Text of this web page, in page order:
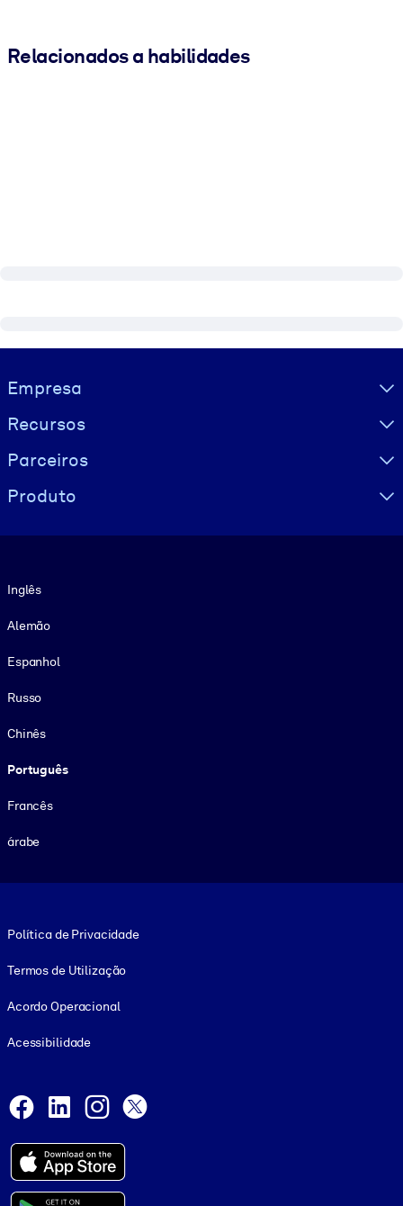
Relacionados a habilidades
Visually hidden Text
Empresa
Recursos
Parceiros
Produto
Inglês
Alemão
Espanhol
Russo
Chinês
Português
Francês
árabe
Política de Privacidade
Termos de Utilização
Acordo Operacional
Acessibilidade
Facebook
LinkedInInstagram